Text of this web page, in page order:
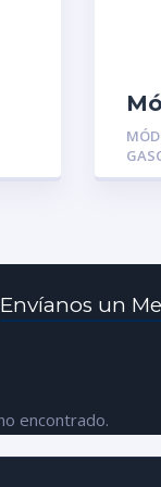
Envíanos un
encontrado.